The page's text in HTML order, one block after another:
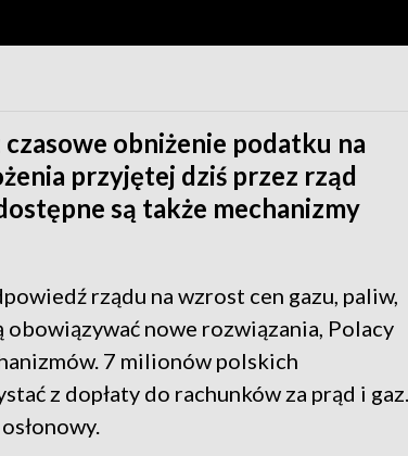
obniżenie podatku na
przyjętej dziś przez rząd
są także mechanizmy
rządu na wzrost cen gazu, paliw,
obowiązywać nowe rozwiązania, Polacy
7 milionów polskich
z dopłaty do rachunków za prąd i gaz.